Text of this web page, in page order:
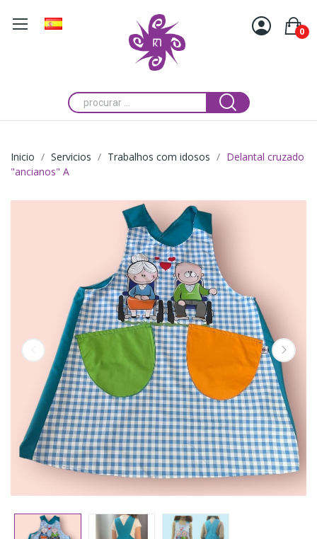
0
Inicio Servicios Trabalhos com idosos
Delantal cruzado
"ancianos" A